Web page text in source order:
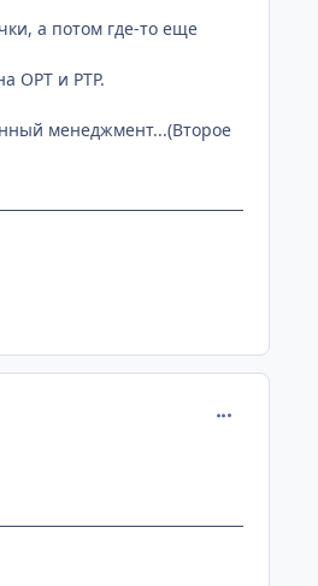
а потом где-то еще
ОРТ и РТР.
менеджмент...(Второе